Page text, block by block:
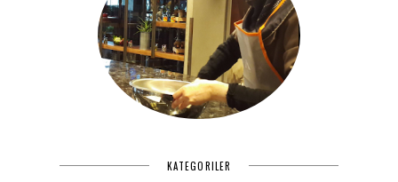
KATEGORILER